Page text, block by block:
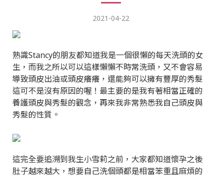
2021-04-22
熟識Stancy的朋友都知道我是一個很懶的每天洗頭的女
生，而我之所以可以這樣懶懶不時常洗頭，又不會容易
導致頭皮出油或頭皮癢癢，還能夠可以擁有豐厚的秀髮
這可不是沒有原因的喔！最主要的是我有著相當正確的
養護頭皮與秀髮的觀念，再來我非常熟悉我自己頭皮與
秀髮的性質。
這完全要追溯到我生小雪莉之前，大家都知道懷孕之後
肚子越來越大，想要自己洗個頭都是相當笨重且麻煩的